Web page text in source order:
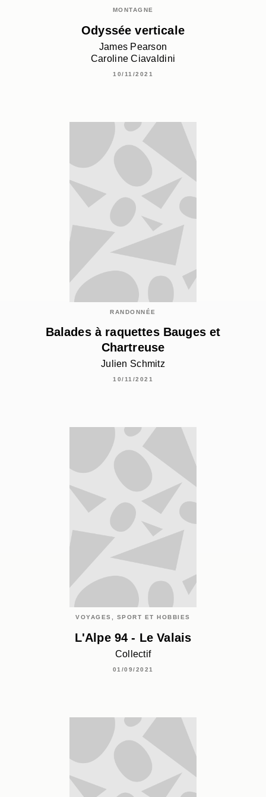
MONTAGNE
Odyssée verticale
James Pearson
Caroline Ciavaldini
10/11/2021
RANDONNÉE
Balades à raquettes Bauges et
Chartreuse
Julien Schmitz
10/11/2021
VOYAGES, SPORT ET HOBBIES
L'Alpe 94 - Le Valais
Collectif
01/09/2021